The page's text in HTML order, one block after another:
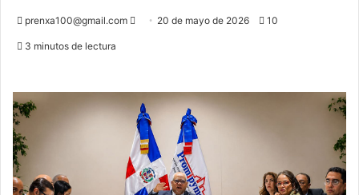
prenxa100@gmail.com
Send 20 de mayo de 2026 10
3 minutos de lectura